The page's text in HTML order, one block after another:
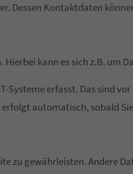
Dessen Kontaktdaten
kann es sich z.B. um
erfasst. Das sind
automatisch, sobald
zu gewährleisten. Andere